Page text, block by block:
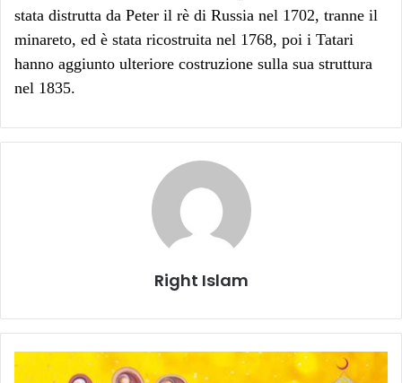
stata distrutta da Peter il rè di Russia nel 1702, tranne il
minareto, ed è stata ricostruita nel 1768, poi i Tatari
hanno aggiunto ulteriore costruzione sulla sua struttura
nel 1835.
Right Islam